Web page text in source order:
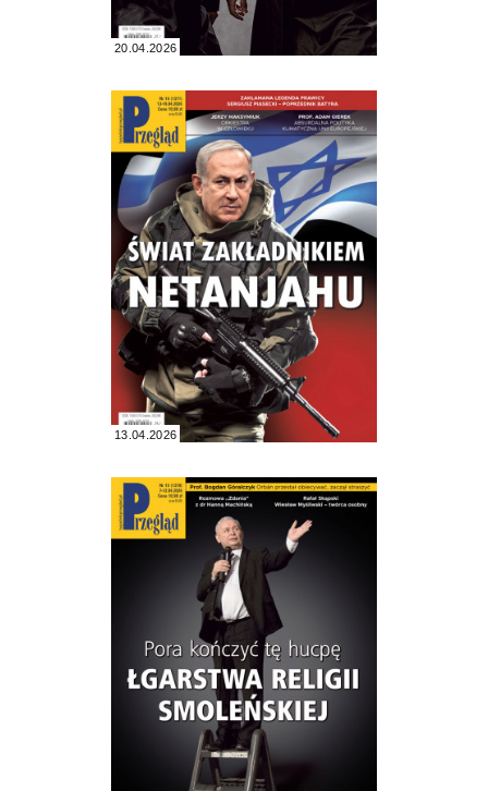
20.04.2026
13.04.2026